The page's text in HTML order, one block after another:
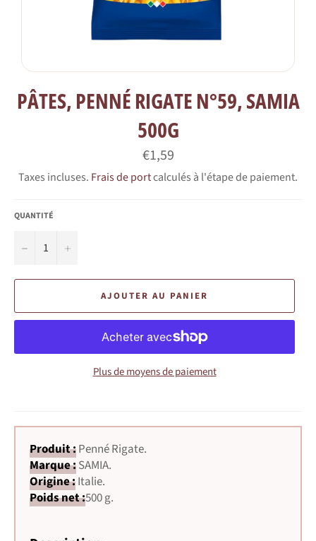
PÂTES, PENNÉ RIGATE N°59, SAMIA
500G
Prix
régulier
€1,59
Taxes incluses. Frais de portcalculés à l'étape de paiement.
QUANTITÉ
− +
AJOUTER AU PANIER
Plus de moyens de paiement
Produit :Penné Rigate.
Marque :SAMIA.
Origine :Italie.
Poids net :500 g.